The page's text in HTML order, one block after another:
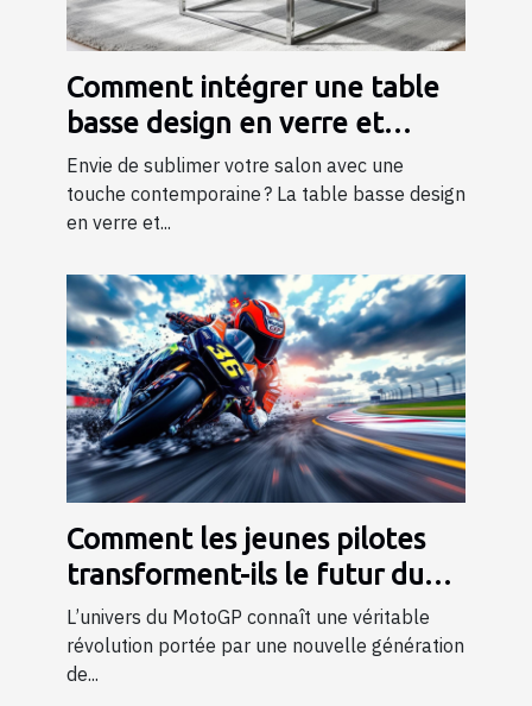
Comment intégrer une table
basse design en verre et
métal dans votre salon ?
Envie de sublimer votre salon avec une
touche contemporaine ? La table basse design
en verre et...
Comment les jeunes pilotes
transforment-ils le futur du
MotoGP ?
L’univers du MotoGP connaît une véritable
révolution portée par une nouvelle génération
de...